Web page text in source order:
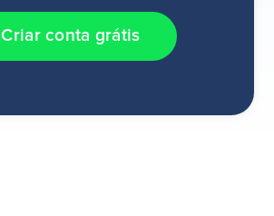
Criar conta grátis